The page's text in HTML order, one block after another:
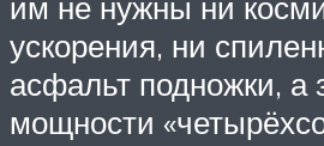
ускорения, ни
асфальт подножки, а
мощности